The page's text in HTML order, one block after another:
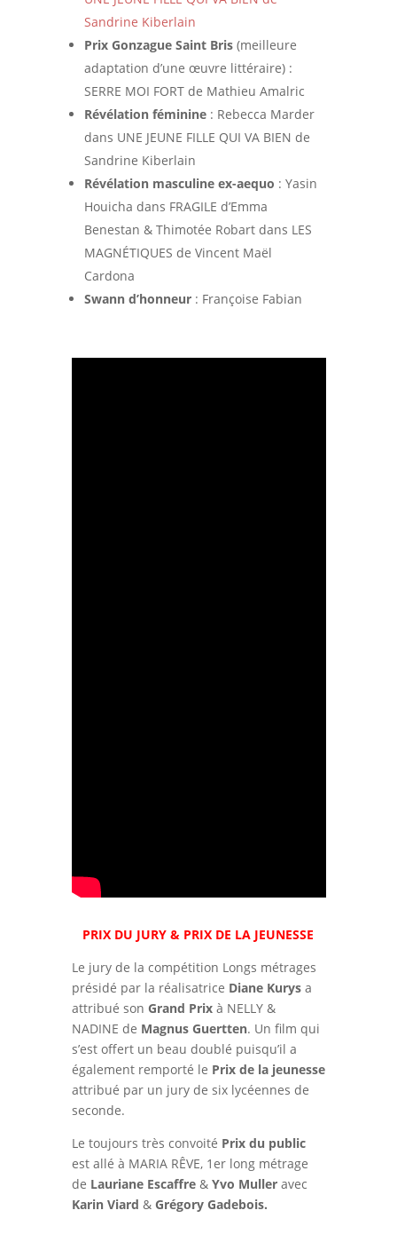
Sandrine Kiberlain
Prix Gonzague Saint Bris(meilleure
adaptation d’une œuvre littéraire) :
SERRE MOI FORT de Mathieu Amalric
Révélation féminine: Rebecca Marder
dans UNE JEUNE FILLE QUI VA BIEN de
Sandrine Kiberlain
Révélation masculine ex-aequo : Yasin
Houicha dans FRAGILE d’Emma
Benestan & Thimotée Robart dans LES
MAGNÉTIQUES de Vincent Maël
Cardona
Swann d’honneur: Françoise Fabian
PRIX DU JURY & PRIX DE LA JEUNESSE
Le jury de la compétition Longs métrages
présidé par la réalisatrice Diane Kurysa
attribué son Grand Prixà NELLY &
NADINE de Magnus Guertten. Un film qui
s’est offert un beau doublé puisqu’il a
également remporté le Prix de la jeunesse
attribué par un jury de six lycéennes de
seconde.
Le toujours très convoité Prix du public
est allé à MARIA RÊVE, 1er long métrage
de Lauriane Escaffre& Yvo Mulleravec
Karin Viard & Grégory Gadebois.